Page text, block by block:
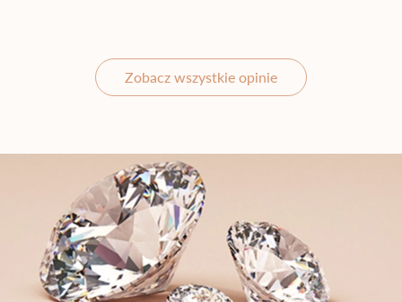
Zobacz wszystkie opinie